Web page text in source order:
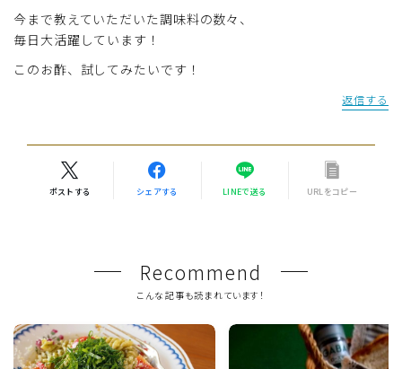
今まで教えていただいた調味料の数々、
毎日大活躍しています！
このお酢、試してみたいです！
返信する
ポストする シェアする LINEで送る URLをコピー
Recommend
こんな記事も読まれています！